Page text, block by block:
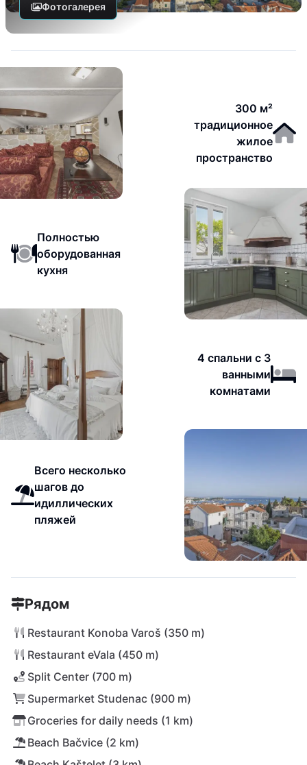
Фотогалерея
300 м²
традиционное
жилое
пространство
Полностью
оборудованная
кухня
4 спальни с 3
ванными
комнатами
Всего несколько
шагов до
идиллических
пляжей
Рядом
Restaurant Konoba Varoš (350 m)
Restaurant eVala (450 m)
Split Center (700 m)
Supermarket Studenac (900 m)
Groceries for daily needs (1 km)
Beach Bačvice (2 km)